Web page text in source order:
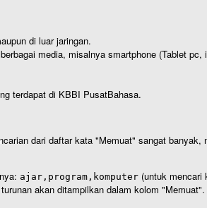
di luar jaringan.
media, misalnya smartphone (Tablet pc,
terdapat di KBBI PusatBahasa.
dari daftar kata "Memuat" sangat banyak,
ajar,program,komputer (untuk mencari
akan ditampilkan dalam kolom "Memuat".